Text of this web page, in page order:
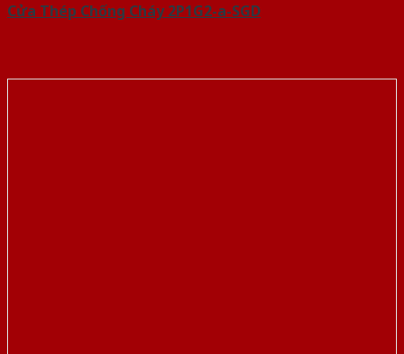
Cửa Thép Chống Cháy 2P1G2-a-SGD